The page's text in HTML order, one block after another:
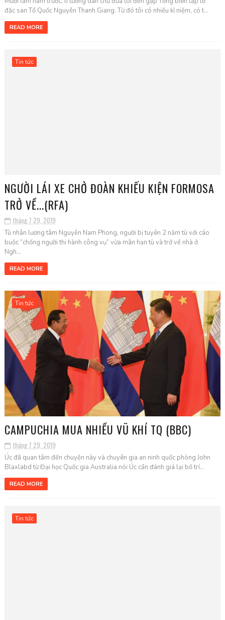
đặc san Tổ Quốc Nguyễn Thanh Giang. Từ đó tôi có nhiều kỉ niệm, có t...
READ MORE
Tin tức
NGƯỜI LÁI XE CHỞ ĐOÀN KHIẾU KIỆN FORMOSA
TRỞ VỀ...(RFA)
tháng 7 29, 2019
Tù nhân lương tâm Nguyễn Nam Phong, người bị tuyên 2 năm tù với cáo
buộc “chống người thi hành công vụ” vừa mãn hạn tù và trở về nhà ở
Ngh...
READ MORE
Tin tức
CAMPUCHIA MUA NHIỀU VŨ KHÍ TQ (BBC)
tháng 7 29, 2019
Úc đã quan tâm đến chuyện này và chuyên gia an ninh quốc phòng John
Blaxlabd từ Đại học Quốc gia Australia nói Úc cần đánh giá lại bố trí...
READ MORE
Tin tức